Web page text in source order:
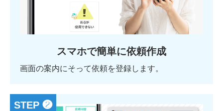
スマホで簡単に依頼作成
画面の案内にそって依頼を登録します。
STEP ❷